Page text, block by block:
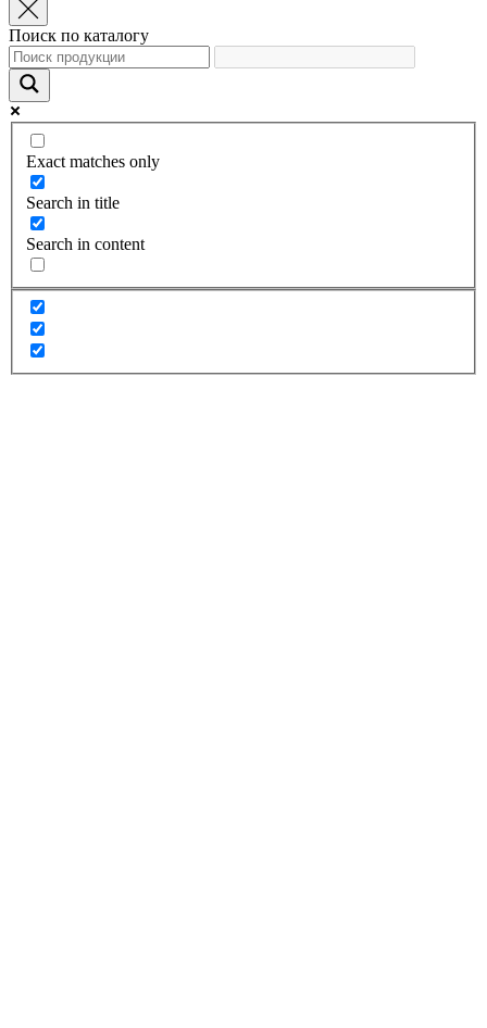
Поиск по каталогу
Exact matches only
Search in title
Search in content